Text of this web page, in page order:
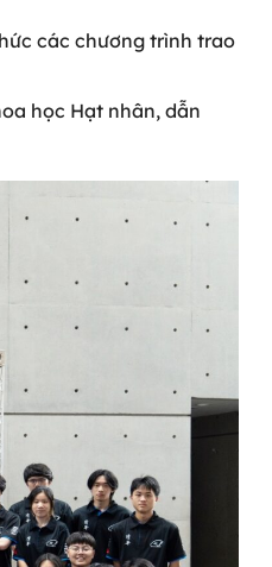
các chương trình trao
học Hạt nhân, dẫn